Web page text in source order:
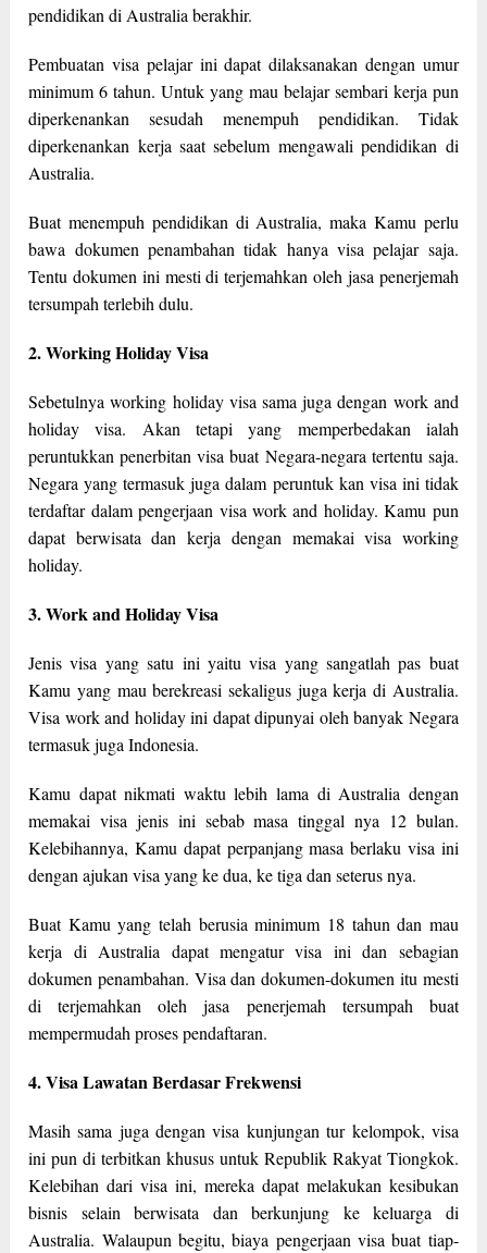
pendidikan di Australia berakhir.
Pembuatan visa pelajar ini dapat dilaksanakan dengan umur
minimum 6 tahun. Untuk yang mau belajar sembari kerja pun
diperkenankan sesudah menempuh pendidikan. Tidak
diperkenankan kerja saat sebelum mengawali pendidikan di
Australia.
Buat menempuh pendidikan di Australia, maka Kamu perlu
bawa dokumen penambahan tidak hanya visa pelajar saja.
Tentu dokumen ini mesti di terjemahkan oleh jasa penerjemah
tersumpah terlebih dulu.
2. Working Holiday Visa
Sebetulnya working holiday visa sama juga dengan work and
holiday visa. Akan tetapi yang memperbedakan ialah
peruntukkan penerbitan visa buat Negara-negara tertentu saja.
Negara yang termasuk juga dalam peruntuk kan visa ini tidak
terdaftar dalam pengerjaan visa work and holiday. Kamu pun
dapat berwisata dan kerja dengan memakai visa working
holiday.
3. Work and Holiday Visa
Jenis visa yang satu ini yaitu visa yang sangatlah pas buat
Kamu yang mau berekreasi sekaligus juga kerja di Australia.
Visa work and holiday ini dapat dipunyai oleh banyak Negara
termasuk juga Indonesia.
Kamu dapat nikmati waktu lebih lama di Australia dengan
memakai visa jenis ini sebab masa tinggal nya 12 bulan.
Kelebihannya, Kamu dapat perpanjang masa berlaku visa ini
dengan ajukan visa yang ke dua, ke tiga dan seterus nya.
Buat Kamu yang telah berusia minimum 18 tahun dan mau
kerja di Australia dapat mengatur visa ini dan sebagian
dokumen penambahan. Visa dan dokumen-dokumen itu mesti
di terjemahkan oleh jasa penerjemah tersumpah buat
mempermudah proses pendaftaran.
4. Visa Lawatan Berdasar Frekwensi
Masih sama juga dengan visa kunjungan tur kelompok, visa
ini pun di terbitkan khusus untuk Republik Rakyat Tiongkok.
Kelebihan dari visa ini, mereka dapat melakukan kesibukan
bisnis selain berwisata dan berkunjung ke keluarga di
Australia. Walaupun begitu, biaya pengerjaan visa buat tiap-